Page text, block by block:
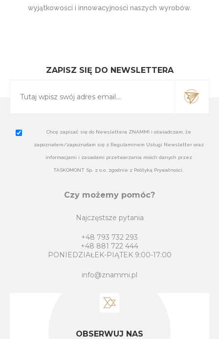
wyjątkowości i innowacyjności naszych wyrobów.
ZAPISZ SIĘ DO NEWSLETTERA
Chcę zapisać się do Newslettera ZNAMMI i oświadczam, że
zapoznałem/zapoznałam się z Regulaminem Usługi Newsletter oraz
informacjami i zasadami przetwarzania moich danych przez
TASKOMONT Sp. z o.o. zgodnie z Polityką Prywatności.
Czy możemy pomóc?
Najczęstsze pytania
+48 793 732 293
+48 881 722 444
PONIEDZIAŁEK-PIĄTEK 9:00-17:00
info@znammi.pl
OBSERWUJ NAS